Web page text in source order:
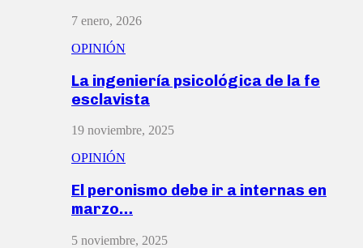
7 enero, 2026
OPINIÓN
La ingeniería psicológica de la fe
esclavista
19 noviembre, 2025
OPINIÓN
El peronismo debe ir a internas en
marzo…
5 noviembre, 2025